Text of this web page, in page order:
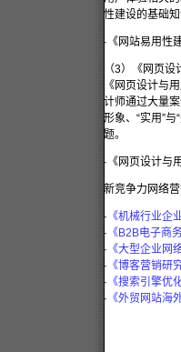
性建设的基础
·《网站易用性
（3）《网页
《网页设计与
计师通过大量
形象、“实用”
题。
·《网页设计与
新竞争力网络
· 《机械行业企
· 《B2B电子商
· 《大型企业网
· 《博客营销研
· 《搜索引擎优
· 《外贸网站海